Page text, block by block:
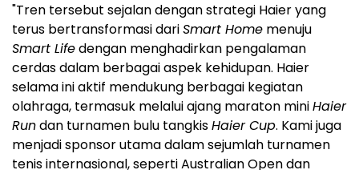
"Tren tersebut sejalan dengan strategi Haier yang
terus bertransformasi dariSmart Home menuju
Smart Lifedengan menghadirkan pengalaman
cerdas dalam berbagai aspek kehidupan. Haier
selama ini aktif mendukung berbagai kegiatan
olahraga, termasuk melalui ajang maraton miniHaier
Rundan turnamen bulu tangkisHaier Cup. Kami juga
menjadi sponsor utama dalam sejumlah turnamen
tenis internasional, seperti Australian Open dan